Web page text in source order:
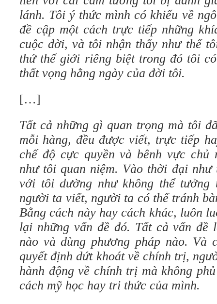
lánh. Tôi ý thức mình có khiếu về
đề cập một cách trực tiếp những
cuộc đời, và tôi nhận thấy như thế
thứ thế giới riêng biệt trong đó tôi
thất vọng hằng ngày của đời tôi.
[…]
Tất cả những gì quan trọng mà tôi
mỗi hàng, đều được viết, trực tiếp
chế độ cực quyền và bênh vực chủ
như tôi quan niệm. Vào thời đại
với tôi dường như không thể tưởng
người ta viết, người ta có thể tránh
Bằng cách này hay cách khác, luôn
lại những vấn đề đó. Tất cả vấn đề
nào và dùng phương pháp nào. Và
quyết định dứt khoát về chính trị,
hành động về chính trị mà không
cách mỹ học hay tri thức của mình.